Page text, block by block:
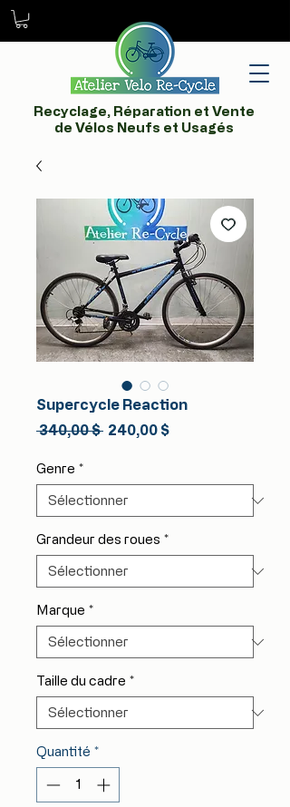
Recyclage, Réparation et Vente
de Vélos Neufs et Usagés
Supercycle Reaction
340,00 $ Prix
240,00 $Prix
Genre *
Grandeur des roues *
Marque *
Taille du cadre *
Quantité *